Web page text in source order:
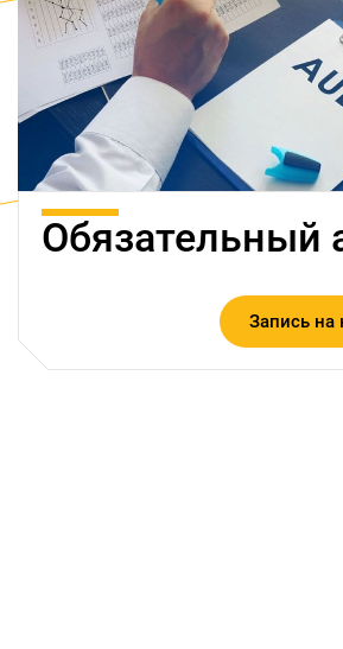
Обязательный
Запись на